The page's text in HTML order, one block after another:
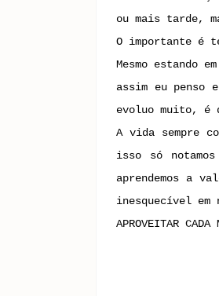
ou mais tarde,
O importante é
Mesmo estando
assim eu penso
evoluo muito,
A vida sempre
isso só
aprendemos a
inesquecível em
APROVEITAR